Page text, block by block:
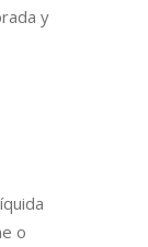
y
o